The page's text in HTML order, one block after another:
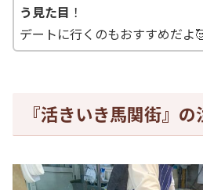
う見た目 ！
デートに行くのもおすすめだよ
『活きいき馬関街』